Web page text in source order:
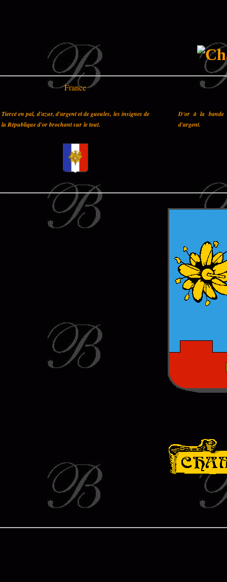
France
Tiercé en pal, d'azur, d'argent et de gueules, les insignes de
la République d'or brochant sur le tout.
D'or à la bande
d'argent.